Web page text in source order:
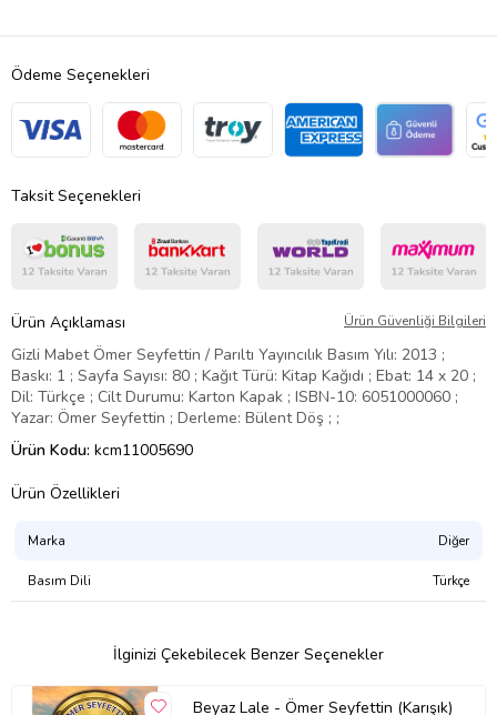
Ödeme Seçenekleri
Taksit Seçenekleri
Ürün Açıklaması Ürün Güvenliği Bilgileri
Gizli Mabet Ömer Seyfettin / Parıltı Yayıncılık Basım Yılı: 2013 ;
Baskı: 1 ; Sayfa Sayısı: 80 ; Kağıt Türü: Kitap Kağıdı ; Ebat: 14 x 20 ;
Dil: Türkçe ; Cilt Durumu: Karton Kapak ; ISBN-10: 6051000060 ;
Yazar: Ömer Seyfettin ; Derleme: Bülent Döş ; ;
Ürün Kodu: kcm11005690
Ürün Özellikleri
Marka Diğer
Basım Dili Türkçe
İlginizi Çekebilecek Benzer Seçenekler
Beyaz Lale - Ömer Seyfettin (Karışık)